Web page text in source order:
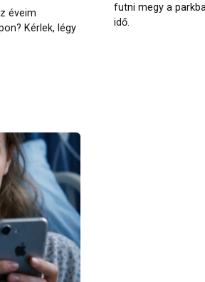
éveim
Kérlek, légy
futni megy a
idő.